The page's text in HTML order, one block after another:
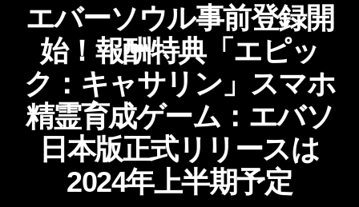
ガ
ジ
ェ
ッ
ト
系
VTuber
む
げ
た
ゴ
リ
ー
エバーソウル事前登録開
始！報酬特典「エピッ
ク：キャサリン」スマホ
精霊育成ゲーム：エバソ
日本版正式リリースは
2024年上半期予定
作
成
者
: